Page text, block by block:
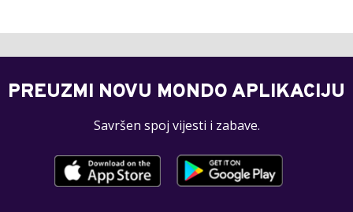
PREUZMI NOVU MONDO APLIKACIJU
Savršen spoj vijesti i zabave.